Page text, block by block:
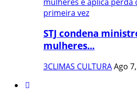
STJ condena
mulheres...
3CLIMAS CULTURAAgo